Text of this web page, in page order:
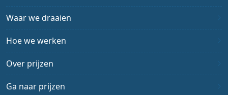
Waar we draaien
Hoe we werken
Over prijzen
Ga naar prijzen